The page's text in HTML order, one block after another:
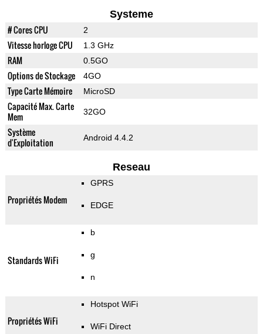
Systeme
# Cores CPU 2
Vitesse horloge CPU 1.3 GHz
RAM 0.5GO
Options de Stockage 4GO
Type Carte Mémoire MicroSD
Capacité Max. Carte
Mem
32GO
Système
d'Exploitation
Android 4.4.2
Reseau
Propriétés Modem
GPRS
EDGE
Standards WiFi
b
g
n
Propriétés WiFi
Hotspot WiFi
WiFi Direct